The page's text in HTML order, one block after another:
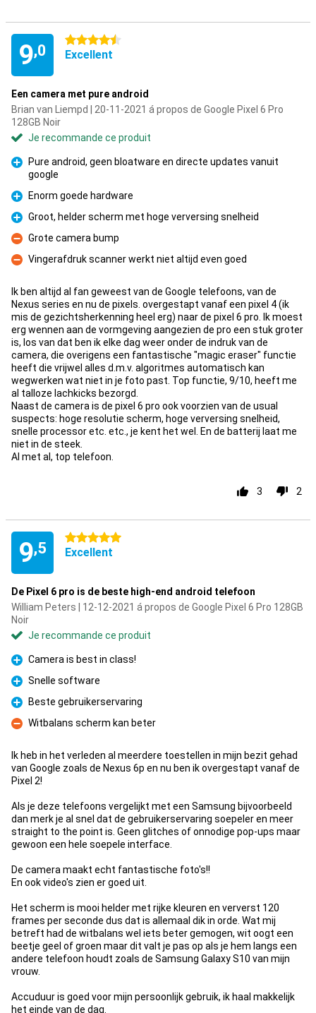
9,0
4.5 étoiles
Excellent
Een camera met pure android
Brian van Liempd | 20-11-2021 á propos de Google Pixel 6 Pro
128GB Noir
Je recommande ce produit
Pour
Pure android, geen bloatware en directe updates vanuit
google
Pour
Enorm goede hardware
Pour
Groot, helder scherm met hoge verversing snelheid
Contre
Grote camera bump
Contre
Vingerafdruk scanner werkt niet altijd even goed
Ik ben altijd al fan geweest van de Google telefoons, van de
Nexus series en nu de pixels. overgestapt vanaf een pixel 4 (ik
mis de gezichtsherkenning heel erg) naar de pixel 6 pro. Ik moest
erg wennen aan de vormgeving aangezien de pro een stuk groter
is, los van dat ben ik elke dag weer onder de indruk van de
camera, die overigens een fantastische "magic eraser" functie
heeft die vrijwel alles d.m.v. algoritmes automatisch kan
wegwerken wat niet in je foto past. Top functie, 9/10, heeft me
al talloze lachkicks bezorgd.
Naast de camera is de pixel 6 pro ook voorzien van de usual
suspects: hoge resolutie scherm, hoge verversing snelheid,
snelle processor etc. etc., je kent het wel. En de batterij laat me
niet in de steek.
Al met al, top telefoon.
3 2
9,5
5 étoiles
Excellent
De Pixel 6 pro is de beste high-end android telefoon
William Peters | 12-12-2021 á propos de Google Pixel 6 Pro 128GB
Noir
Je recommande ce produit
Pour
Camera is best in class!
Pour
Snelle software
Pour
Beste gebruikerservaring
Contre
Witbalans scherm kan beter
Ik heb in het verleden al meerdere toestellen in mijn bezit gehad
van Google zoals de Nexus 6p en nu ben ik overgestapt vanaf de
Pixel 2!
Als je deze telefoons vergelijkt met een Samsung bijvoorbeeld
dan merk je al snel dat de gebruikerservaring soepeler en meer
straight to the point is. Geen glitches of onnodige pop-ups maar
gewoon een hele soepele interface.
De camera maakt echt fantastische foto's!!
En ook video's zien er goed uit.
Het scherm is mooi helder met rijke kleuren en ververst 120
frames per seconde dus dat is allemaal dik in orde. Wat mij
betreft had de witbalans wel iets beter gemogen, wit oogt een
beetje geel of groen maar dit valt je pas op als je hem langs een
andere telefoon houdt zoals de Samsung Galaxy S10 van mijn
vrouw.
Accuduur is goed voor mijn persoonlijk gebruik, ik haal makkelijk
het einde van de dag.